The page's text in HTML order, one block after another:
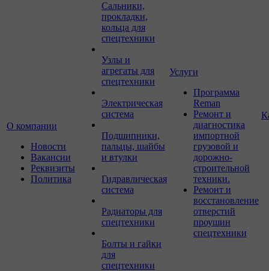
О компании
Новости
Вакансии
Реквизиты
Политика
Сальники,
прокладки,
кольца для
спецтехники
Узлы и
агрегаты для
спецтехники
Электрическая
система
Подшипники,
пальцы, шайбы
и втулки
Гидравлическая
система
Радиаторы для
спецтехники
Болты и гайки
для
спецтехники
Услуги
Программа
Reman
Ремонт и
диагностика
импортной
грузовой и
дорожно-
строительной
техники.
Ремонт и
восстановление
отверстий
проушин
спецтехники